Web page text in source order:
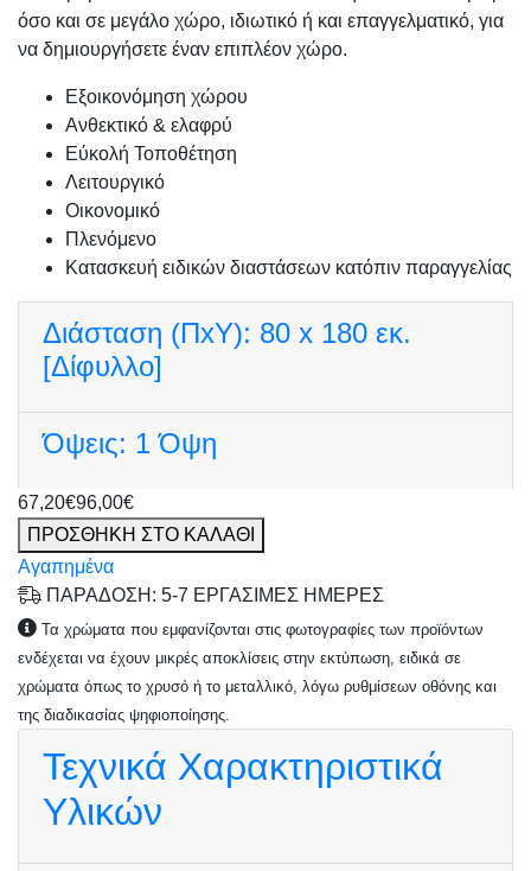
όσο και σε μεγάλο χώρο, ιδιωτικό ή και επαγγελματικό, για
να δημιουργήσετε έναν επιπλέον χώρο.
Εξοικονόμηση χώρου
Ανθεκτικό & ελαφρύ
Εύκολή Τοποθέτηση
Λειτουργικό
Οικονομικό
Πλενόμενο
Κατασκευή ειδικών διαστάσεων κατόπιν παραγγελίας
Διάσταση (ΠxΥ): 80 x 180 εκ.
[Δίφυλλο]
Όψεις: 1 Όψη
67,20€96,00€
ΠΡΟΣΘΗΚΗ ΣΤΟ ΚΑΛΑΘΙ
Αγαπημένα
ΠΑΡΑΔΟΣΗ: 5-7 ΕΡΓΑΣΙΜΕΣ ΗΜΕΡΕΣ
Τα χρώματα που εμφανίζονται στις φωτογραφίες των προϊόντων
ενδέχεται να έχουν μικρές αποκλίσεις στην εκτύπωση, ειδικά σε
χρώματα όπως το χρυσό ή το μεταλλικό, λόγω ρυθμίσεων οθόνης και
της διαδικασίας ψηφιοποίησης.
Τεχνικά Χαρακτηριστικά
Υλικών